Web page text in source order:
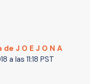
J O E J O N A
a las 11:18 PST